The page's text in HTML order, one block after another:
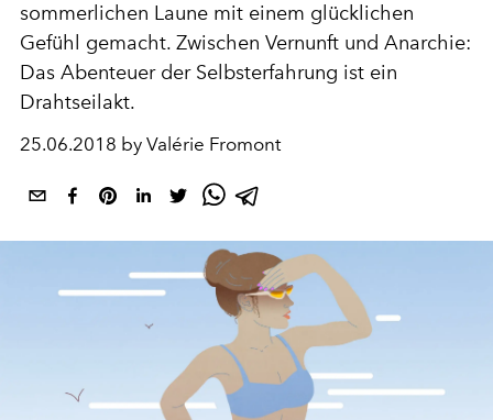
sommerlichen Laune mit einem glücklichen
Gefühl gemacht. Zwischen Vernunft und Anarchie:
Das Abenteuer der Selbsterfahrung ist ein
Drahtseilakt.
25.06.2018 by Valérie Fromont